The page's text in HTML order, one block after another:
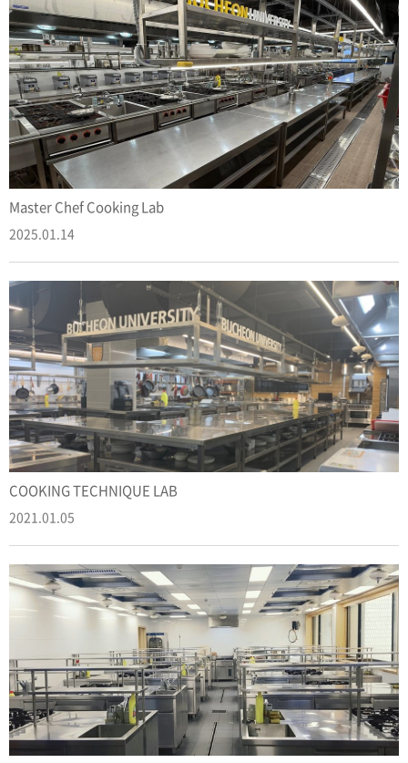
Master Chef Cooking Lab
2025.01.14
COOKING TECHNIQUE LAB
2021.01.05